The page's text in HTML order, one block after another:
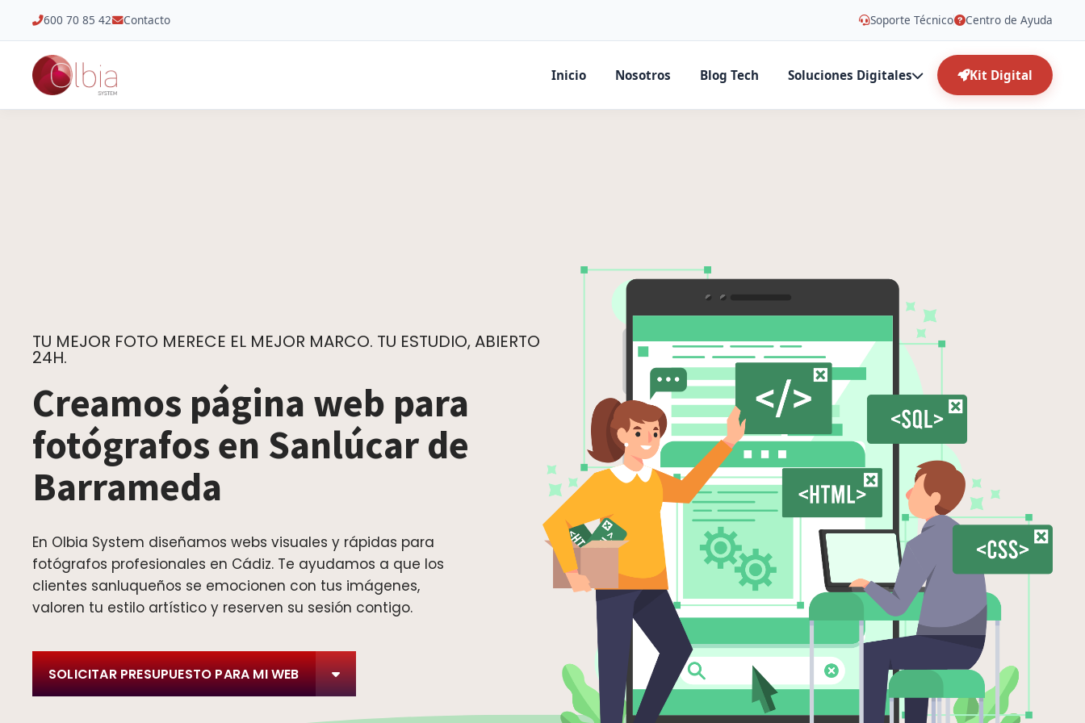
600 70 85 42 Contacto Soporte Técnico Centro de Ayuda
Inicio Nosotros Blog Tech Soluciones Digitales Kit Digital
TU MEJOR FOTO MERECE EL MEJOR MARCO. TU ESTUDIO, ABIERTO
24H.
Creamos página web para
fotógrafos en Sanlúcar de
Barrameda
En Olbia System diseñamos webs visuales y rápidas para
fotógrafos profesionales en Cádiz. Te ayudamos a que los
clientes sanluqueños se emocionen con tus imágenes,
valoren tu estilo artístico y reserven su sesión contigo.
SOLICITAR PRESUPUESTO PARA MI WEB